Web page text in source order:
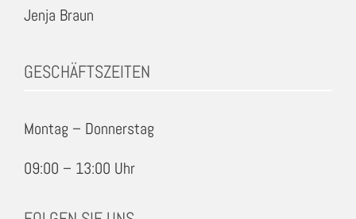
Jenja Braun
GESCHÄFTSZEITEN
Montag – Donnerstag
09:00 – 13:00 Uhr